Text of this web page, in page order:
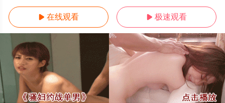
 在线观看  极速观看